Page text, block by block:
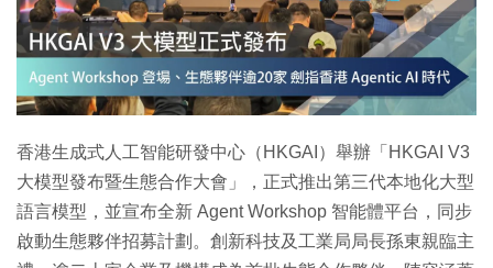
香港生成式人工智能研發中心（HKGAI）舉辦「HKGAI V3
大模型發布暨生態合作大會」，正式推出第三代本地化大型
語言模型，並宣布全新 Agent Workshop 智能體平台，同步
啟動生態夥伴招募計劃。創新科技及工業局局長孫東親臨主